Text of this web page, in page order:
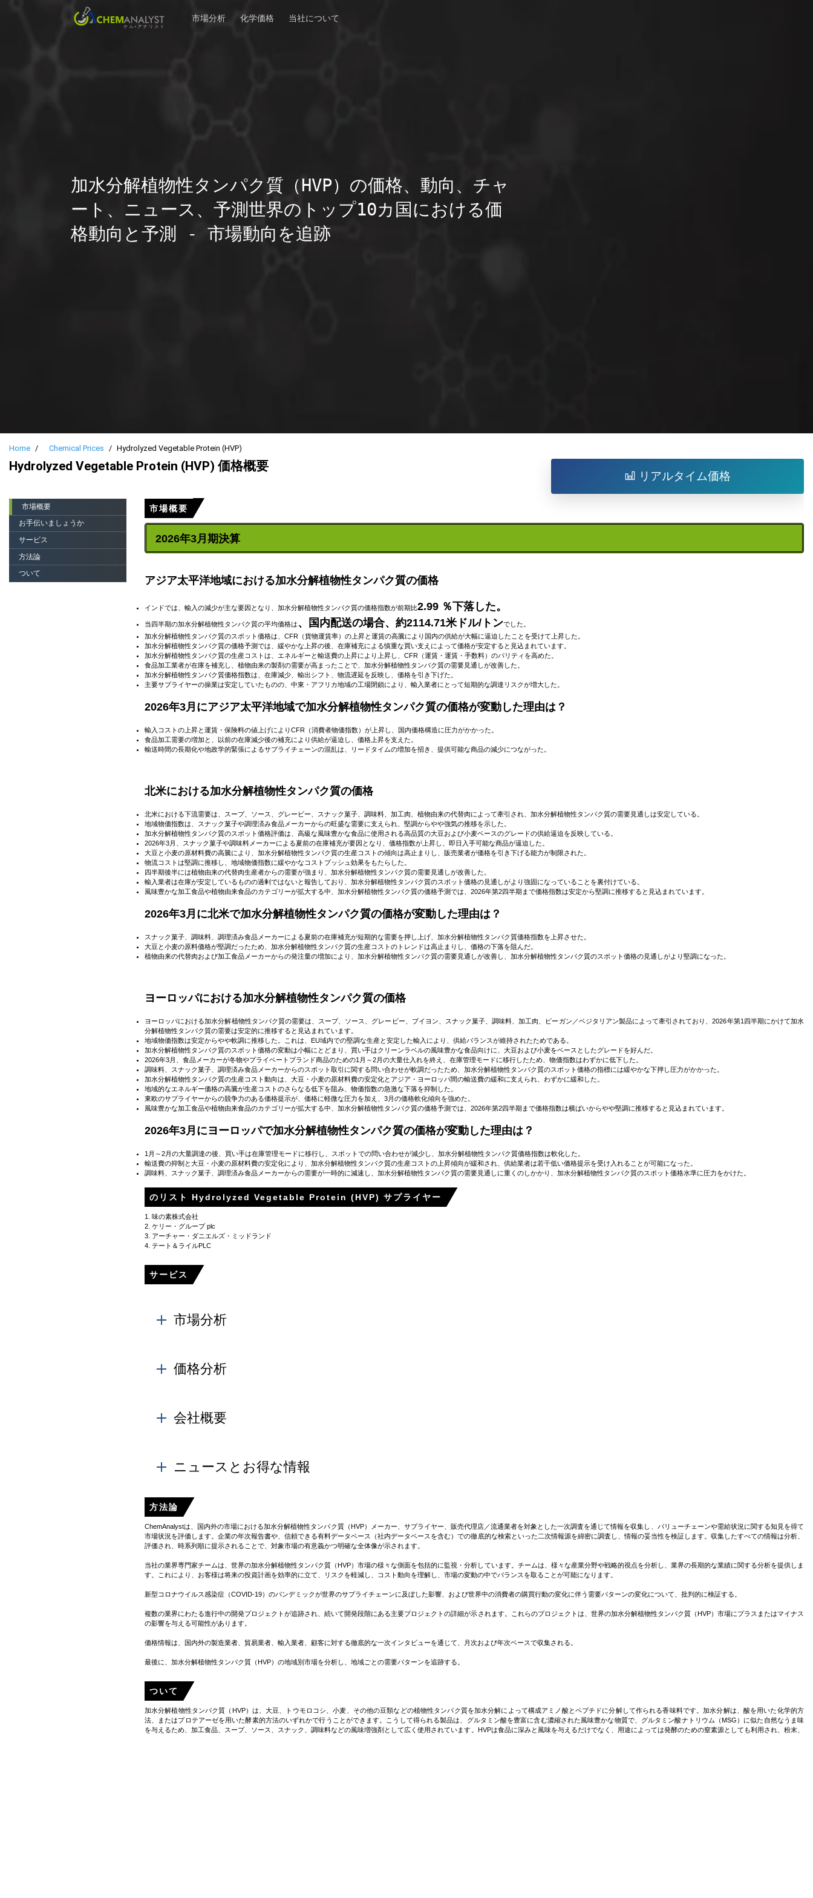
市場分析 化学価格 当社について
加水分解植物性タンパク質（HVP）の価格、動向、チャ
ート、ニュース、予測世界のトップ10カ国における価
格動向と予測 - 市場動向を追跡
Home Chemical Prices Hydrolyzed Vegetable Protein (HVP)
Hydrolyzed Vegetable Protein (HVP) 価格概要
リアルタイム価格
市場概要
お手伝いましょうか
サービス
方法論
ついて
市場概要
2026年3月期決算
アジア太平洋地域における加水分解植物性タンパク質の価格
インドでは、 輸入の減少が主な要因となり、加水分解植物性タンパク質の価格指数が前期比2.99 ％下落した。
当四半期の加水分解植物性タンパク質の平均価格は、国内配送の場合、約2114.71米ドル/トンでした。
加水分解植物性タンパク質のスポット価格は、CFR（貨物運賃率）の上昇と運賃の高騰により国内の供給が大幅に逼迫したことを受けて上昇した。
加水分解植物性タンパク質の価格予測では、緩やかな上昇の後、在庫補充による慎重な買い支えによって価格が安定すると見込まれています。
加水分解植物性タンパク質の生産コストは、エネルギーと輸送費の上昇により上昇し、CFR（運賃・運賃・手数料）のパリティを高めた。
食品加工業者が在庫を補充し、植物由来の製剤の需要が高まったことで、加水分解植物性タンパク質の需要見通しが改善した。
加水分解植物性タンパク質価格指数は、在庫減少、輸出シフト、物流遅延を反映し、価格を引き下げた。
主要サプライヤーの操業は安定していたものの、中東・アフリカ地域の工場閉鎖により、輸入業者にとって短期的な調達リスクが増大した。
2026年3月にアジア太平洋地域で加水分解植物性タンパク質の価格が変動した理由は？
輸入コストの上昇と運賃・保険料の値上げによりCFR（消費者物価指数）が上昇し、国内価格構造に圧力がかかった。
食品加工需要の増加と、以前の在庫減少後の補充により供給が逼迫し、価格上昇を支えた。
輸送時間の長期化や地政学的緊張によるサプライチェーンの混乱は、リードタイムの​​増加を招き、提供可能な商品の減少につながった。
北米における加水分解植物性タンパク質の価格
北米における下流需要は、スープ、ソース、グレービー、スナック菓子、調味料、加工肉、植物由来の代替肉によって牽引され、加水分解植物性タンパク質の需要見通しは安定している。
地域物価指数は、スナック菓子や調理済み食品メーカーからの旺盛な需要に支えられ、堅調からやや強気の推移を示した。
加水分解植物性タンパク質のスポット価格評価は、高級な風味豊かな食品に使用される高品質の大豆および小麦ベースのグレードの供給逼迫を反映している。
2026年3月、スナック菓子や調味料メーカーによる夏前の在庫補充が要因となり、価格指数が上昇し、即日入手可能な商品が逼迫した。
大豆と小麦の原材料費の高騰により、加水分解植物性タンパク質の生産コストの傾向は高止まりし、販売業者が価格を引き下げる能力が制限された。
物流コストは堅調に推移し、地域物価指数に緩やかなコストプッシュ効果をもたらした。
四半期後半には植物由来の代替肉生産者からの需要が強まり、加水分解植物性タンパク質の需要見通しが改善した。
輸入業者は在庫が安定しているものの過剰ではないと報告しており、加水分解植物性タンパク質のスポット価格の見通しがより強固になっていることを裏付けている。
風味豊かな加工食品や植物由来食品のカテゴリーが拡大する中、加水分解植物性タンパク質の価格予測では、2026年第2四半期まで価格指数は安定から堅調に推移すると見込まれています。
2026年3月に北米で加水分解植物性タンパク質の価格が変動した理由は？
スナック菓子、調味料、調理済み食品メーカーによる夏前の在庫補充が短期的な需要を押し上げ、加水分解植物性タンパク質価格指数を上昇させた。
大豆と小麦の原料価格が堅調だったため、加水分解植物性タンパク質の生産コストのトレンドは高止まりし、価格の下落を阻んだ。
植物由来の代替肉および加工食品メーカーからの発注量の増加により、加水分解植物性タンパク質の需要見通しが改善し、加水分解植物性タンパク質のスポット価格の見通しがより堅調になった。
ヨーロッパにおける加水分解植物性タンパク質の価格
ヨーロッパにおける加水分解植物性タンパク質の需要は、スープ、ソース、グレービー、ブイヨン、スナック菓子、調味料、加工肉、ビーガン／ベジタリアン製品によって牽引されており、2026年第1四半期にかけて加水
分解植物性タンパク質の需要は安定的に推移すると見込まれています。
地域物価指数は安定からやや軟調に推移した。これは、EU域内での堅調な生産と安定した輸入により、供給バランスが維持されたためである。
加水分解植物性タンパク質のスポット価格の変動は小幅にとどまり、買い手はクリーンラベルの風味豊かな食品向けに、大豆および小麦をベースとしたグレードを好んだ。
2026年3月、食品メーカーが冬物やプライベートブランド商品のための1月～2月の大量仕入れを終え、在庫管理モードに移行したため、物価指数はわずかに低下した。
調味料、スナック菓子、調理済み食品メーカーからのスポット取引に関する問い合わせが軟調だったため、加水分解植物性タンパク質のスポット価格の指標には緩やかな下押し圧力がかかった。
加水分解植物性タンパク質の生産コスト動向は、大豆・小麦の原材料費の安定化とアジア・ヨーロッパ間の輸送費の緩和に支えられ、わずかに緩和した。
地域的なエネルギー価格の高騰が生産コストのさらなる低下を阻み、物価指数の急激な下落を抑制した。
東欧のサプライヤーからの競争力のある価格提示が、価格に軽微な圧力を加え、3月の価格軟化傾向を強めた。
風味豊かな加工食品や植物由来食品のカテゴリーが拡大する中、加水分解植物性タンパク質の価格予測では、2026年第2四半期まで価格指数は横ばいからやや堅調に推移すると見込まれています。
2026年3月にヨーロッパで加水分解植物性タンパク質の価格が変動した理由は？
1月～2月の大量調達の後、買い手は在庫管理モードに移行し、スポットでの問い合わせが減少し、加水分解植物性タンパク質価格指数は軟化した。
輸送費の抑制と大豆・小麦の原材料費の安定化により、加水分解植物性タンパク質の生産コストの上昇傾向が緩和され、供給業者は若干低い価格提示を受け入れることが可能になった。
調味料、スナック菓子、調理済み食品メーカーからの需要が一時的に減速し、加水分解植物性タンパク質の需要見通しに重くのしかかり、加水分解植物性タンパク質のスポット価格水準に圧力をかけた。
のリスト Hydrolyzed Vegetable Protein (HVP) サプライヤー
1. 味の素株式会社
2. ケリー・グループ plc
3. アーチャー・ダニエルズ・ミッドランド
4. テート＆ライルPLC
サービス
市場分析
地域レベル市場での生産、輸入、輸出、在庫の水準を考慮して、需要が計算される。
価格分析
Learn More
会社概要
た、拡張計画と企業戦略も把握され、企業がより焦点を絞る必要のある分野を理解するのに役立つ企業のビジョンと使命を理解できます。
ニュースとお得な情報
業界固有および製品固有のニュースに関する日々の更新、工場停止/閉鎖、容量の拡張、運用比、需要の供給の状況に関する洞察、テクノロジーライセンスの付
与、新しい品の発表と取引、合併と買収、戦略的な投資、と投資を行い、市場機会を活用できるように支援します。
方法論
ChemAnalystは、国内外の市場における加水分解植物性タンパク質（HVP）メーカー、サプライヤー、販売代理店／流通業者を対象とした一次調査を通じて情報を収集し、バリューチェーンや需給状況に関する知見を得て
市場状況を評価します。企業の年次報告書や、信頼できる有料データベース（社内データベースを含む）での徹底的な検索といった二次情報源を綿密に調査し、情報の妥当性を検証します。収集したすべての情報は分析、
評価され、時系列順に提示されることで、対象市場の有意義かつ明確な全体像が示されます。
当社の業界専門家チームは、世界の加水分解植物性タンパク質（HVP）市場の様々な側面を包括的に監視・分析しています。チームは、様々な産業分野や戦略的視点を分析し、業界の長期的な業績に関する分析を提供しま
す。これにより、お客様は将来の投資計画を効率的に立て、リスクを軽減し、コスト動向を理解し、市場の変動の中でバランスを取ることが可能になります。
新型コロナウイルス感染症（COVID-19）のパンデミックが世界のサプライチェーンに及ぼした影響、および世界中の消費者の購買行動の変化に伴う需要パターンの変化について、批判的に検証する。
複数の業界にわたる進行中の開発プロジェクトが追跡され、続いて開発段階にある主要プロジェクトの詳細が示されます。これらのプロジェクトは、世界の加水分解植物性タンパク質（HVP）市場にプラスまたはマイナス
の影響を与える可能性があります。
価格情報は、国内外の製造業者、貿易業者、輸入業者、顧客に対する徹底的な一次インタビューを通じて、月次および年次ベースで収集される。
最後に、加水分解植物性タンパク質（HVP）の地域別市場を分析し、地域ごとの需要パターンを追跡する。
ついて
加水分解植物性タンパク質（HVP）は、大豆、トウモロコシ、小麦、その他の豆類などの植物性タンパク質を加水分解によって構成アミノ酸とペプチドに分解して作られる香味料です。加水分解は、酸を用いた化学的方
法、またはプロテアーゼを用いた酵素的方法のいずれかで行うことができます。こうして得られる製品は、グルタミン酸を豊富に含む濃縮された風味豊かな物質で、グルタミン酸ナトリウム（MSG）に似た自然なうま味
を与えるため、加工食品、スープ、ソース、スナック、調味料などの風味増強剤として広く使用されています。HVPは食品に深みと風味を与えるだけでなく、用途によっては発酵のための窒素源としても利用され、粉末、